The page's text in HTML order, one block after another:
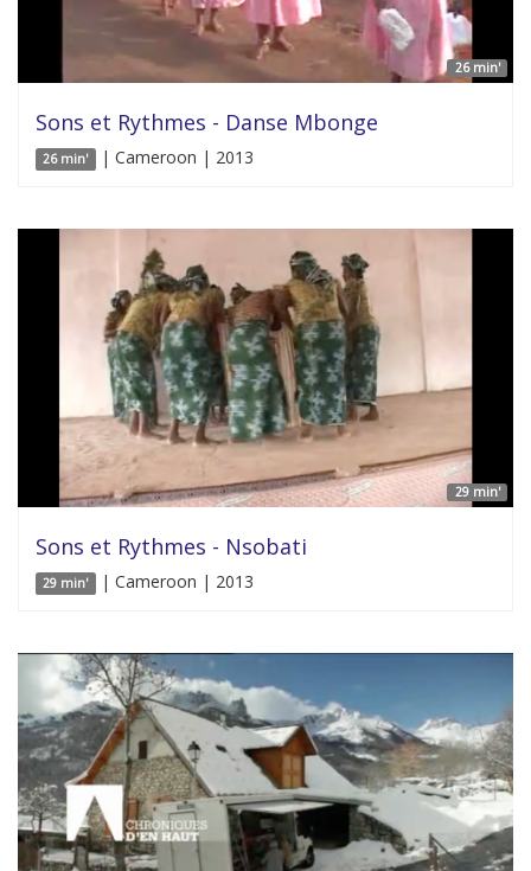
26 min'
Sons et Rythmes - Danse Mbonge
26 min' | Cameroon | 2013
29 min'
Sons et Rythmes - Nsobati
29 min' | Cameroon | 2013